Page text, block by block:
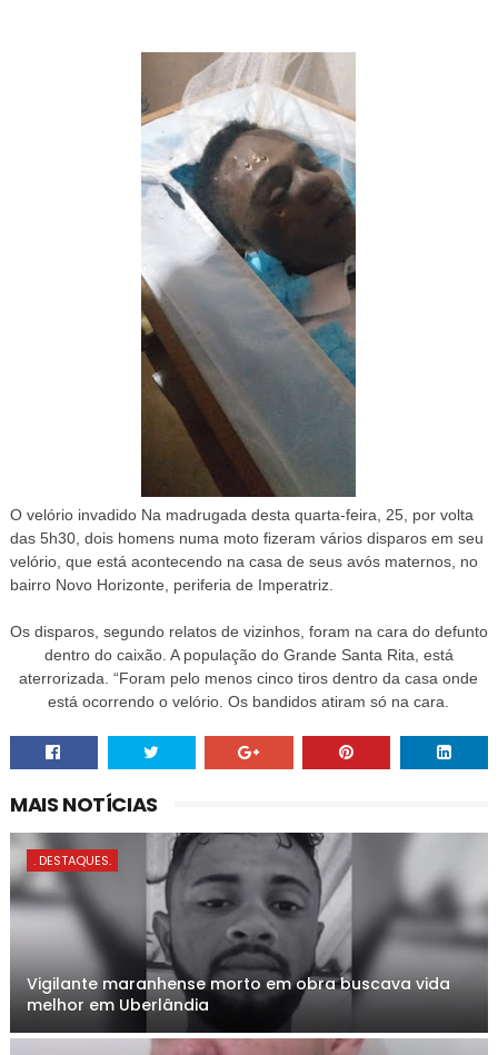
O velório invadido Na madrugada desta quarta-feira, 25, por volta
das 5h30, dois homens numa moto fizeram vários disparos em seu
velório, que está acontecendo na casa de seus avós maternos, no
bairro Novo Horizonte, periferia de Imperatriz.
Os disparos, segundo relatos de vizinhos, foram na cara do defunto
dentro do caixão. A população do Grande Santa Rita, está
aterrorizada. “Foram pelo menos cinco tiros dentro da casa onde
está ocorrendo o velório. Os bandidos atiram só na cara.
MAIS NOTÍCIAS
. DESTAQUES.
Vigilante maranhense morto em obra buscava vida
melhor em Uberlândia